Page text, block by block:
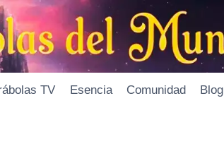
TV Esencia Comunidad Blog